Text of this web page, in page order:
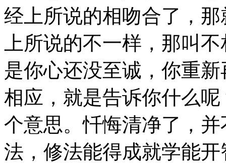
经上所说的相吻合了，
上所说的不一样，那叫
是你心还没至诚，你重
相应，就是告诉你什么
个意思。忏悔清净了，
法，修法能得成就学能